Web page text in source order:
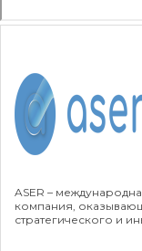
ASER –
компания,
стратегического и